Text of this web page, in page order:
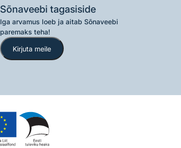
Sõnaveebi tagasiside
Iga arvamus loeb ja aitab Sõnaveebi
paremaks teha!
Kirjuta meile